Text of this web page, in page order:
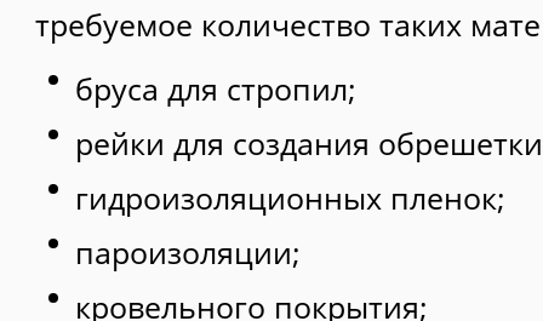
требуемое количество таких
бруса для стропил;
рейки для создания
гидроизоляционных пленок;
пароизоляции;
кровельного покрытия;